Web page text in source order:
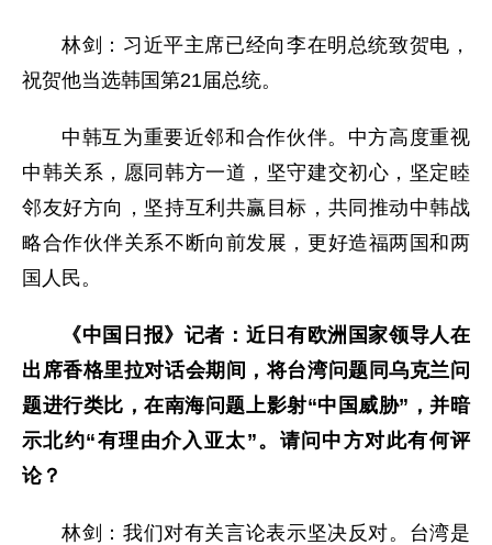
林剑：习近平主席已经向李在明总统致贺电，
祝贺他当选韩国第21届总统。
中韩互为重要近邻和合作伙伴。中方高度重视
中韩关系，愿同韩方一道，坚守建交初心，坚定睦
邻友好方向，坚持互利共赢目标，共同推动中韩战
略合作伙伴关系不断向前发展，更好造福两国和两
国人民。
《中国日报》记者：近日有欧洲国家领导人在
出席香格里拉对话会期间，将台湾问题同乌克兰问
题进行类比，在南海问题上影射“中国威胁”，并暗
示北约“有理由介入亚太”。请问中方对此有何评
论？
林剑：我们对有关言论表示坚决反对。台湾是